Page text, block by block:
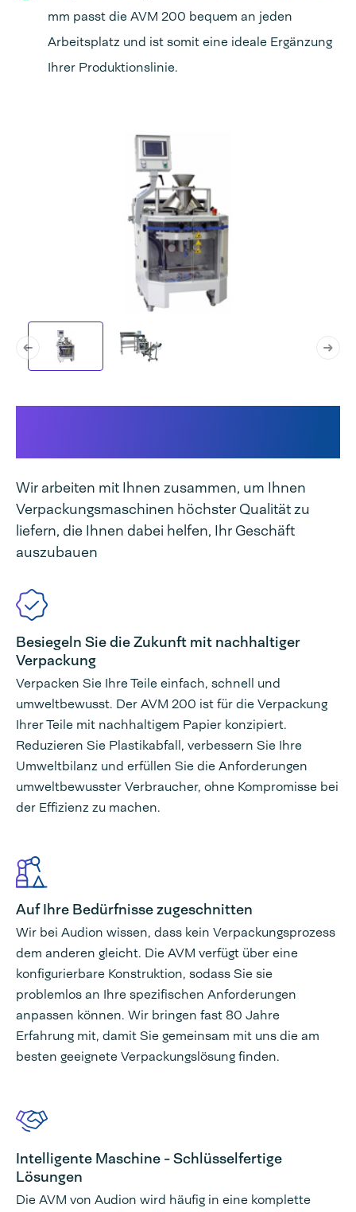
mm passt die AVM 200 bequem an jeden
Arbeitsplatz und ist somit eine ideale Ergänzung
Ihrer Produktionslinie.
Wir arbeiten mit Ihnen zusammen, um Ihnen
Verpackungsmaschinen höchster Qualität zu
liefern, die Ihnen dabei helfen, Ihr Geschäft
auszubauen
Besiegeln Sie die Zukunft mit nachhaltiger
Verpackung
Verpacken Sie Ihre Teile einfach, schnell und
umweltbewusst. Der AVM 200 ist für die Verpackung
Ihrer Teile mit nachhaltigem Papier konzipiert.
Reduzieren Sie Plastikabfall, verbessern Sie Ihre
Umweltbilanz und erfüllen Sie die Anforderungen
umweltbewusster Verbraucher, ohne Kompromisse bei
der Effizienz zu machen.
Auf Ihre Bedürfnisse zugeschnitten
Wir bei Audion wissen, dass kein Verpackungsprozess
dem anderen gleicht. Die AVM verfügt über eine
konfigurierbare Konstruktion, sodass Sie sie
problemlos an Ihre spezifischen Anforderungen
anpassen können. Wir bringen fast 80 Jahre
Erfahrung mit, damit Sie gemeinsam mit uns die am
besten geeignete Verpackungslösung finden.
Intelligente Maschine - Schlüsselfertige
Lösungen
Die AVM von Audion wird häufig in eine komplette